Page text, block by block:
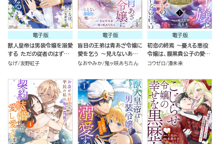
電子版
獣人皇帝は男装令嬢を溺愛
する ただの従者のはずで
すが！ コミック版 （1）
なげ 友野紅子
電子版
盲目の王弟は青あざ令嬢に
愛を乞う ～見えないあな
たと醜い私～ コミック版
なおやみか 鬼ヶ咲あちたん
電子版
初恋の終焉 ～憂える悪役
令嬢は、腹黒貴公子の愛に
絡めとられる～ コミック版
コウゼロ 湊未来